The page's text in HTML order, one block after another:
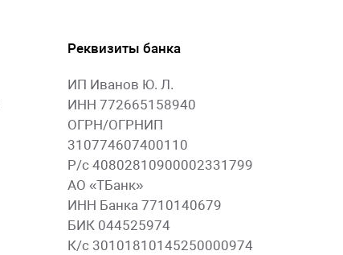
Реквизиты банка
ИП Иванов Ю. Л.
ИНН 772665158940
ОГРН/ОГРНИП
310774607400110
Р/с 40802810900002331799
АО «ТБанк»
ИНН Банка 7710140679
БИК 044525974
К/с 30101810145250000974